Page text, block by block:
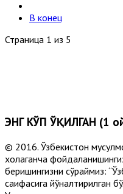
В конец
Страница 1 из 5
ЭНГ КЎП ЎҚИЛГАН (1
© 2016. Ўзбекистон
хоҳлаганча
беришингизни сўраймиз:
саҳифасига йўналтирилган